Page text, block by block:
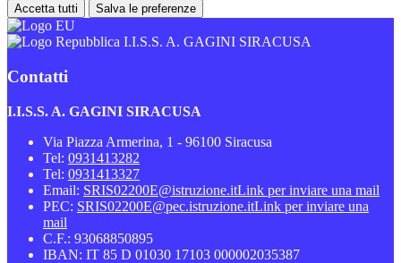
Accetta tutti Salva le preferenze
I.I.S.S. A. GAGINI SIRACUSA
Contatti
I.I.S.S. A. GAGINI SIRACUSA
Via Piazza Armerina, 1 - 96100 Siracusa
Tel: 0931413282
Tel: 0931413327
Email: SRIS02200E@istruzione.itLink per inviare una mail
PEC: SRIS02200E@pec.istruzione.itLink per inviare una
mail
C.F.: 93068850895
IBAN: IT 85 D 01030 17103 000002035387